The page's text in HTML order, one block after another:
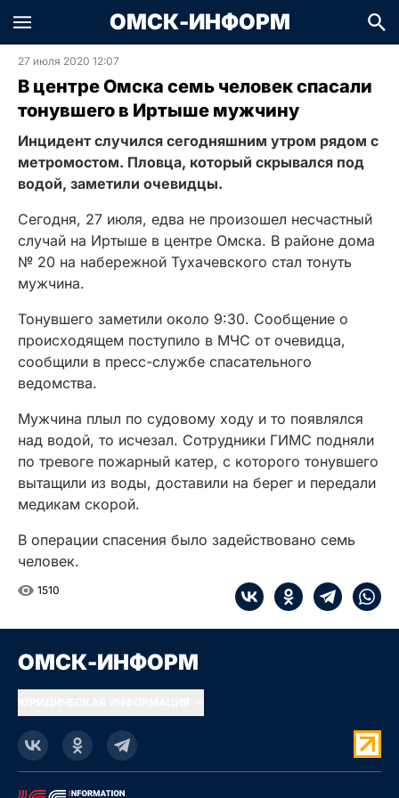
ОМСК-ИНФОРМ
27 июля 2020 12:07
В центре Омска семь человек спасали
тонувшего в Иртыше мужчину
Инцидент случился сегодняшним утром рядом с
метромостом. Пловца, который скрывался под
водой, заметили очевидцы.
Сегодня, 27 июля, едва не произошел несчастный
случай на Иртыше в центре Омска. В районе дома
№ 20 на набережной Тухачевского стал тонуть
мужчина.
Тонувшего заметили около 9:30. Сообщение о
происходящем поступило в МЧС от очевидца,
сообщили в пресс-службе спасательного
ведомства.
Мужчина плыл по судовому ходу и то появлялся
над водой, то исчезал. Сотрудники ГИМС подняли
по тревоге пожарный катер, с которого тонувшего
вытащили из воды, доставили на берег и передали
медикам скорой.
В операции спасения было задействовано семь
человек.
1510
ОМСК-ИНФОРМ